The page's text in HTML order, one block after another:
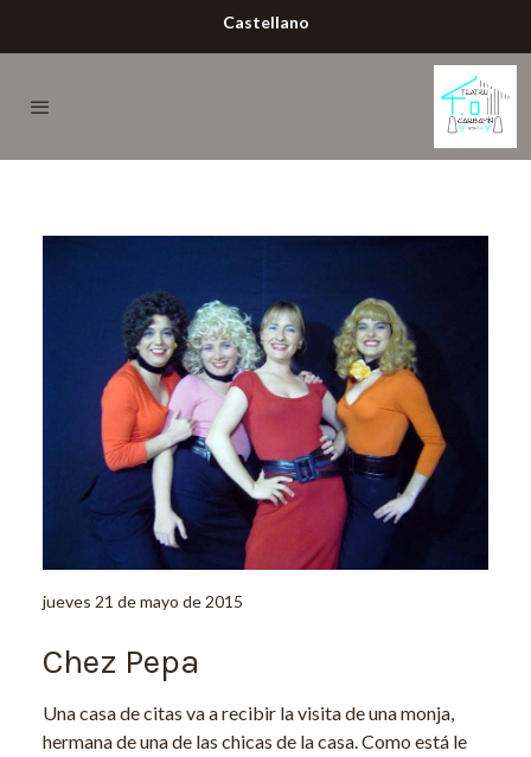
Castellano
jueves 21 de mayo de 2015
Chez Pepa
Una casa de citas va a recibir la visita de una monja,
hermana de una de las chicas de la casa. Como está le